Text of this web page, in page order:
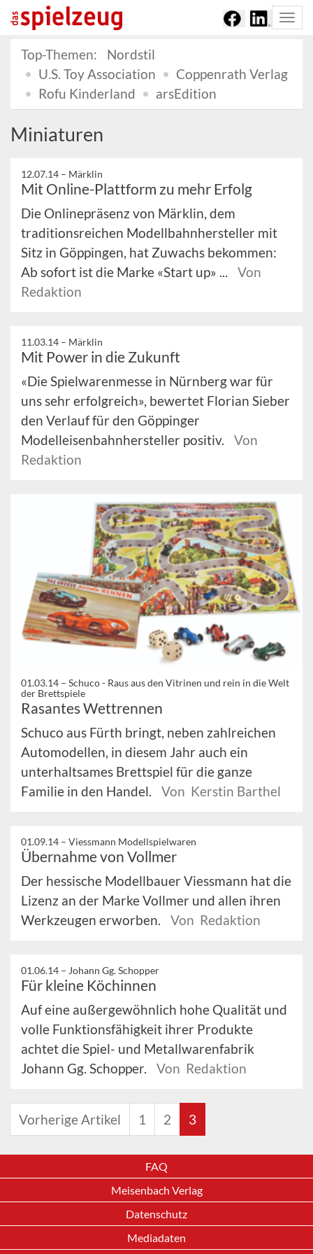
Top-Themen:
Nordstil
U.S. Toy Association
Coppenrath Verlag
Rofu Kinderland
arsEdition
Miniaturen
12.07.14 – Märklin
Mit Online-Plattform zu mehr Erfolg
Die Onlinepräsenz von Märklin, dem
traditionsreichen Modellbahnhersteller mit
Sitz in Göppingen, hat Zuwachs bekommen:
Ab sofort ist die Marke «Start up» ...
Von
Redaktion
11.03.14 – Märklin
Mit Power in die Zukunft
«Die Spielwarenmesse in Nürnberg war für
uns sehr erfolgreich», bewertet Florian Sieber
den Verlauf für den Göppinger
Modelleisenbahnhersteller positiv.
Von
Redaktion
01.03.14 – Schuco - Raus aus den Vitrinen und rein in die Welt
der Brettspiele
Rasantes Wettrennen
Schuco aus Fürth bringt, neben zahlreichen
Automodellen, in diesem Jahr auch ein
unterhaltsames Brettspiel für die ganze
Familie in den Handel.
Von Kerstin Barthel
01.09.14 – Viessmann Modellspielwaren
Übernahme von Vollmer
Der hessische Modellbauer Viessmann hat die
Lizenz an der Marke Vollmer und allen ihren
Werkzeugen erworben.
Von Redaktion
01.06.14 – Johann Gg. Schopper
Für kleine Köchinnen
Auf eine außergewöhnlich hohe Qualität und
volle Funktionsfähigkeit ihrer Produkte
achtet die Spiel- und Metallwarenfabrik
Johann Gg. Schopper.
Von Redaktion
Vorherige Artikel 1 2 3
FAQ
Meisenbach Verlag
Datenschutz
Mediadaten